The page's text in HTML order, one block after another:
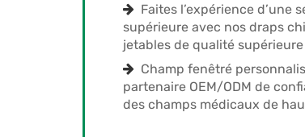
Faites l’expérience d’une
supérieure avec nos draps
jetables de qualité supérieure
Champ fenêtré
partenaire OEM/ODM de
des champs médicaux de